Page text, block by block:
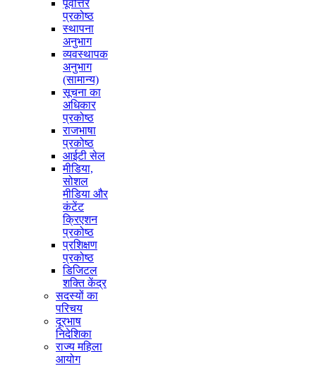
पूर्वोत्तर
प्रकोष्ठ
स्थापना
अनुभाग
व्यवस्थापक
अनुभाग
(सामान्य)
सूचना का
अधिकार
प्रकोष्ठ
राजभाषा
प्रकोष्ठ
आईटी सेल
मीडिया,
सोशल
मीडिया और
कंटेंट
क्रिएशन
प्रकोष्ठ
प्रशिक्षण
प्रकोष्ठ
डिजिटल
शक्ति केंद्र
सदस्यों का
परिचय
दूरभाष
निदेशिका
राज्य महिला
आयोग